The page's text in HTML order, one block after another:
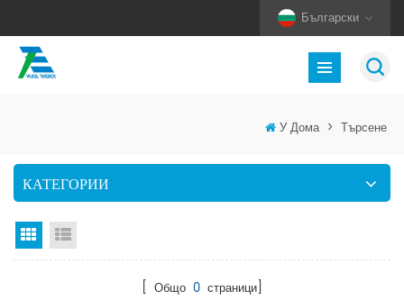
Български
У Дома > Търсене
КАТЕГОРИИ
Изглед на мрежата
[ Общо 0 страници]